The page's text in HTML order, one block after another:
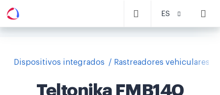
ES
Dispositivos integrados Rastreadores vehiculares
Teltonika FMB140